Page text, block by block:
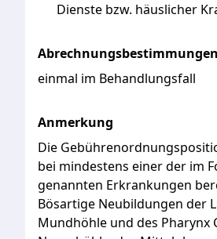
Dienste bzw. häuslicher
Abrechnungsbestimmungen
einmal im Behandlungsfall
Anmerkung
Die
bei mindestens einerder im
genannten Erkrankungen
Bösartige Neubildungen der
Mundhöhle und des Pharynx